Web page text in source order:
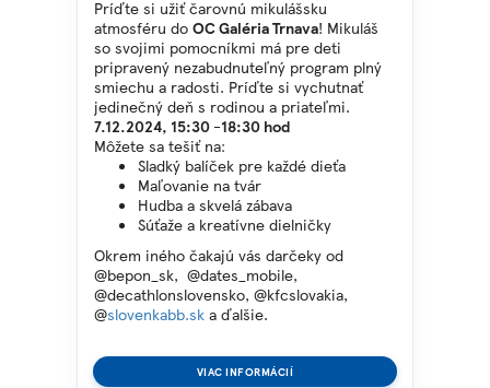
Príďte si užiť čarovnú mikulášsku
atmosféru do OC Galéria Trnava! Mikuláš
so svojimi pomocníkmi má pre deti
pripravený nezabudnuteľný program plný
smiechu a radosti. Príďte si vychutnať
jedinečný deň s rodinou a priateľmi.
7.12.2024, 15:30 -18:30 hod
Môžete sa tešiť na:
Sladký balíček pre každé dieťa
Maľovanie na tvár
Hudba a skvelá zábava
Súťaže a kreatívne dielničky
Okrem iného čakajú vás darčeky od
@bepon_sk, @dates_mobile,
@decathlonslovensko, @kfcslovakia,
@slovenkabb.sk a ďalšie.
VIAC INFORMÁCIÍ